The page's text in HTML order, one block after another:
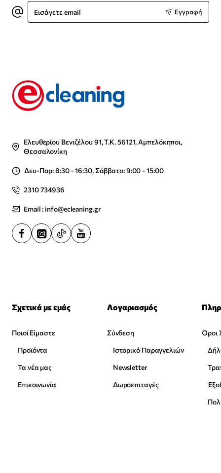
Εισάγετε
email
Εγγραφή
Ελευθερίου Βενιζέλου 91, Τ.Κ. 56121, Αμπελόκηποι,
Θεσσαλονίκη
Δευ-Παρ: 8:30 - 16:30, Σάββατο: 9:00 - 15:00
2310 734936
Email : info@ecleaning.gr
Σχετικά με εμάς
Ποιοί Είμαστε
Προϊόντα
Τα νέα μας
Επικοινωνία
Λογαριασμός
Σύνδεση
Ιστορικό Παραγγελιών
Newsletter
Δωροεπιταγές
Όροι